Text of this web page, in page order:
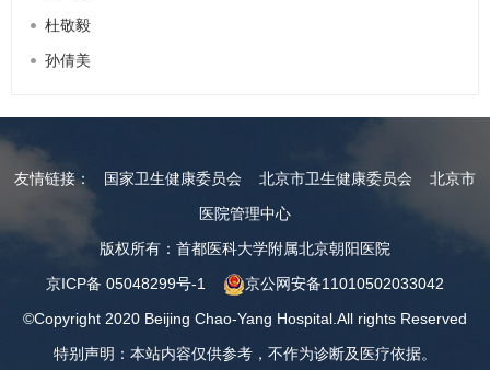
杜敬毅
孙倩美
友情链接： 国家卫生健康委员会 北京市卫生健康委员会
北京市
医院管理中心
版权所有：首都医科大学附属北京朝阳医院
京ICP备 05048299号-1
京公网安备11010502033042
©Copyright 2020 Beijing Chao-Yang Hospital.All rights Reserved
特别声明：本站内容仅供参考，不作为诊断及医疗依据。